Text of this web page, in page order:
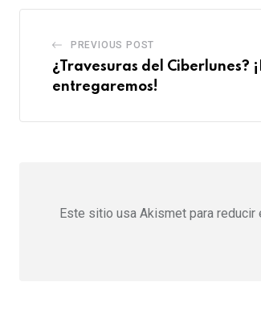
PREVIOUS POST
¿Travesuras del Ciberlunes?
entregaremos!
Este sitio usa Akismet para reducir